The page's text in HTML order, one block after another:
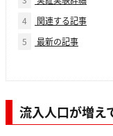
4
関連する記事
5
最新の記事
流入人口が増え